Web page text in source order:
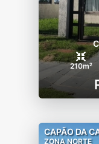
210m²
CAPÃO DA
ZONA NORTE